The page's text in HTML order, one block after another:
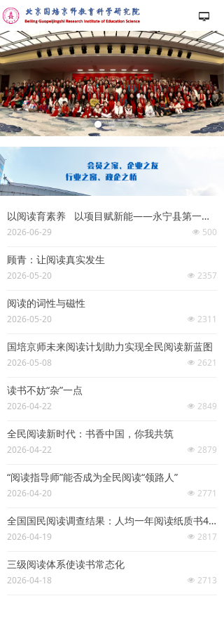
넡
以阅读育素养 以项目赋新能——永宁县第一小学国培京师“未来阅读计划”正式启航
넶 500
2026-06-29
顾青：让阅读真实发生
넶 2357
2026-05-20
阅读的词性与磁性
넶 2311
2026-05-20
国培京师未来阅读计划助力实现全民阅读新蓝图
넶 2621
2026-05-08
读书不妨“杂”一点
넶 2849
2026-04-22
全民阅读新时代：书香中国，你我共筑
넶 2879
2026-04-22
“阅读指导师”能否成为全民阅读“领路人”
넶 2771
2026-04-20
全国国民阅读调查结果：人均一年阅读纸质书4.81本
넶 2817
2026-04-19
三级阅读体系使读书常态化
넶 2713
2026-04-18